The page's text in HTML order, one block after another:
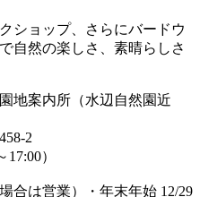
ショップ、さらにバードウ
自然の楽しさ、素晴らしさ
地案内所（水辺自然園近
2
）
合は営業）・年末年始 12/29